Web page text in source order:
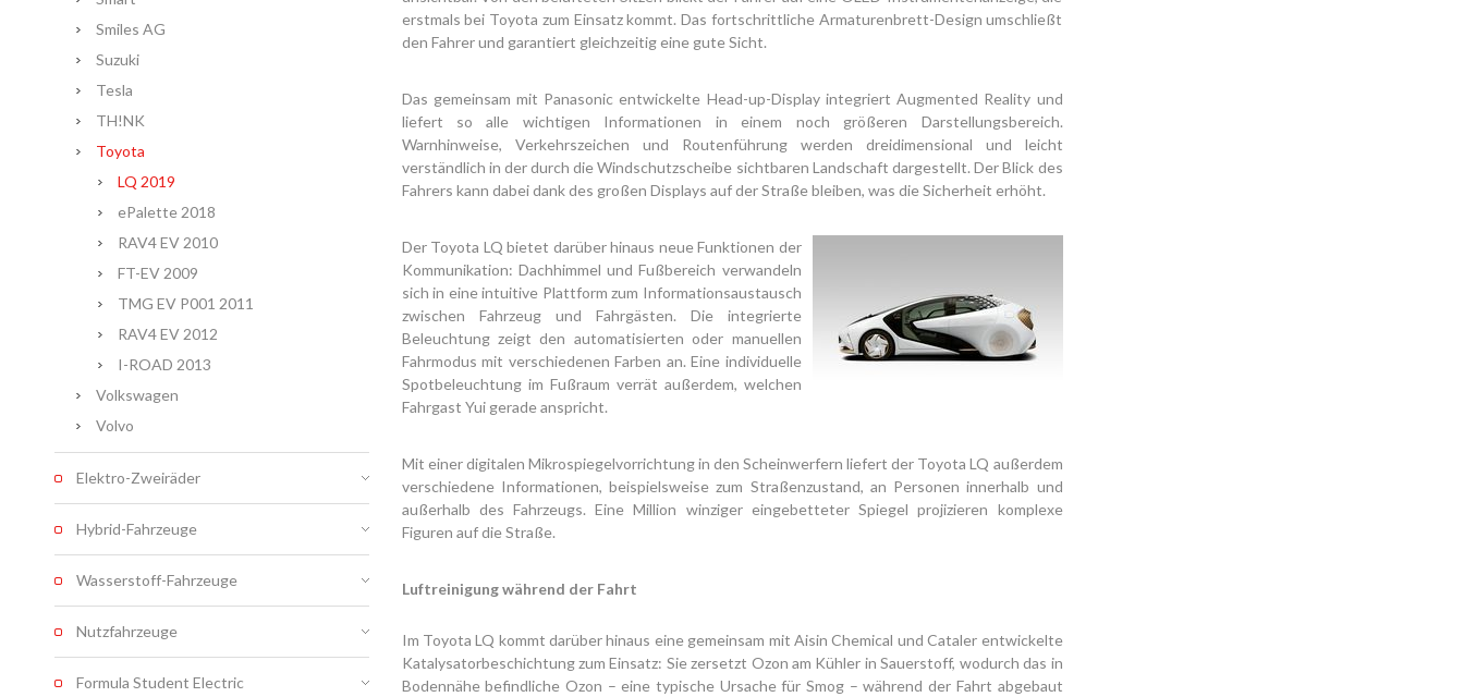
erstmals bei Toyota zum Einsatz kommt. Das fortschrittliche Armaturenbrett-Design umschließt
den Fahrer und garantiert gleichzeitig eine gute Sicht.
Das gemeinsam mit Panasonic entwickelte Head-up-Display integriert Augmented Reality und
liefert so alle wichtigen Informationen in einem noch größeren Darstellungsbereich.
Warnhinweise, Verkehrszeichen und Routenführung werden dreidimensional und leicht
verständlich in der durch die Windschutzscheibe sichtbaren Landschaft dargestellt. Der Blick des
Fahrers kann dabei dank des großen Displays auf der Straße bleiben, was die Sicherheit erhöht.
Der Toyota LQ bietet darüber hinaus neue Funktionen der
Kommunikation: Dachhimmel und Fußbereich verwandeln
sich in eine intuitive Plattform zum Informationsaustausch
zwischen Fahrzeug und Fahrgästen. Die integrierte
Beleuchtung zeigt den automatisierten oder manuellen
Fahrmodus mit verschiedenen Farben an. Eine individuelle
Spotbeleuchtung im Fußraum verrät außerdem, welchen
Fahrgast Yui gerade anspricht.
Mit einer digitalen Mikrospiegelvorrichtung in den Scheinwerfern liefert der Toyota LQ außerdem
verschiedene Informationen, beispielsweise zum Straßenzustand, an Personen innerhalb und
außerhalb des Fahrzeugs. Eine Million winziger eingebetteter Spiegel projizieren komplexe
Figuren auf die Straße.
Luftreinigung während der Fahrt
Im Toyota LQ kommt darüber hinaus eine gemeinsam mit Aisin Chemical und Cataler entwickelte
Katalysatorbeschichtung zum Einsatz: Sie zersetzt Ozon am Kühler in Sauerstoff, wodurch das in
Bodennähe befindliche Ozon – eine typische Ursache für Smog – während der Fahrt abgebaut
Smiles AG
Suzuki
Tesla
TH!NK
Toyota
LQ 2019
ePalette 2018
RAV4 EV 2010
FT-EV 2009
TMG EV P001 2011
RAV4 EV 2012
I-ROAD 2013
Volkswagen
Volvo
Elektro-Zweiräder
Hybrid-Fahrzeuge
Wasserstoff-Fahrzeuge
Nutzfahrzeuge
Formula Student Electric